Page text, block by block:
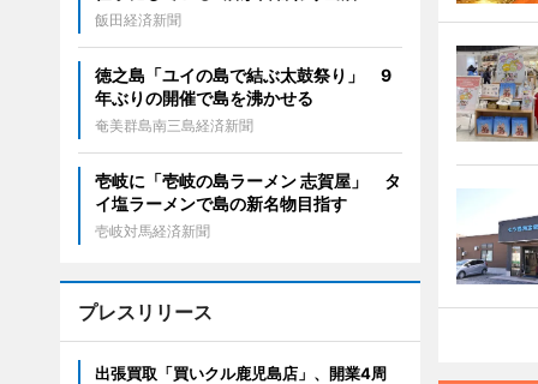
飯田経済新聞
徳之島「ユイの島で結ぶ太鼓祭り」 9
年ぶりの開催で島を沸かせる
奄美群島南三島経済新聞
壱岐に「壱岐の島ラーメン 志賀屋」 タ
イ塩ラーメンで島の新名物目指す
壱岐対馬経済新聞
プレスリリース
出張買取「買いクル鹿児島店」、開業4周